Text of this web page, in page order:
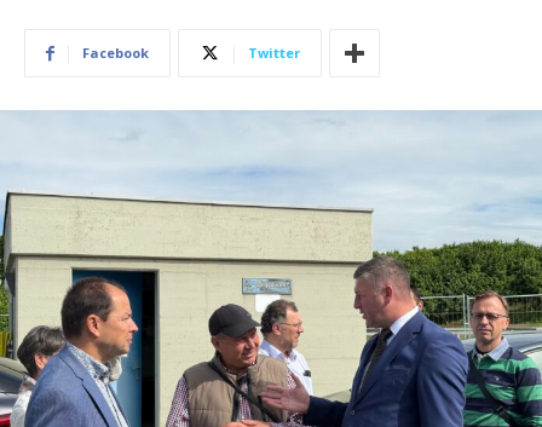
Facebook Twitter